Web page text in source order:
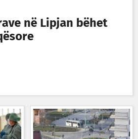
në Lipjan bëhet